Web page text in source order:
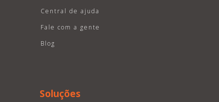
Central de ajuda
Fale com a gente
Blog
Soluções